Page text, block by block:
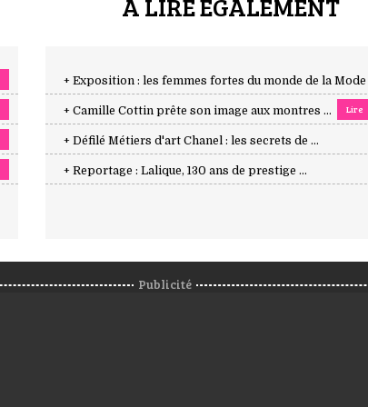
A LIRE ÉGALEMENT
+ Exposition : les femmes fortes du monde de la Mode
+ Camille Cottin prête son image aux montres ... Lire
+ Défilé Métiers d'art Chanel : les secrets de ...
+ Reportage : Lalique, 130 ans de prestige ...
Publicité